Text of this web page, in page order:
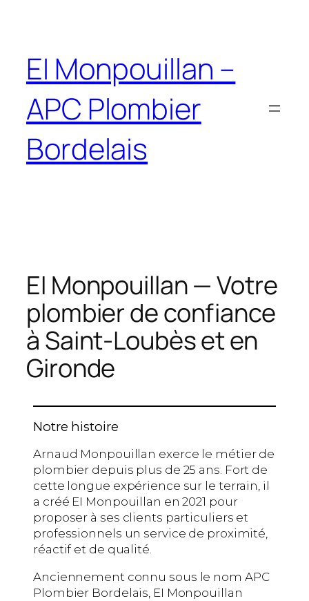
EI Monpouillan –
APC Plombier
Bordelais
EI Monpouillan — Votre
plombier de confiance
à Saint-Loubès et en
Gironde
Notre histoire
Arnaud Monpouillan exerce le métier de
plombier depuis plus de 25 ans. Fort de
cette longue expérience sur le terrain, il
a créé EI Monpouillan en 2021 pour
proposer à ses clients particuliers et
professionnels un service de proximité,
réactif et de qualité.
Anciennement connu sous le nom APC
Plombier Bordelais, EI Monpouillan